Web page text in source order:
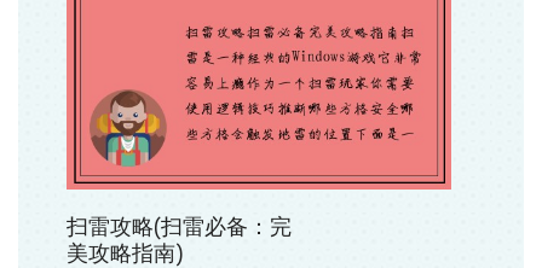
扫雷攻略(扫雷必备：完
美攻略指南)